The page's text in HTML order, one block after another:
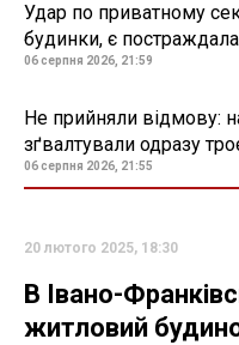
Удар по приватному
будинки, є постраждала
06 серпня 2026, 21:59
Не прийняли відмову:
зґвалтували одразу
06 серпня 2026, 21:55
20 лютого 2025, 18:30
В Івано-
житловий